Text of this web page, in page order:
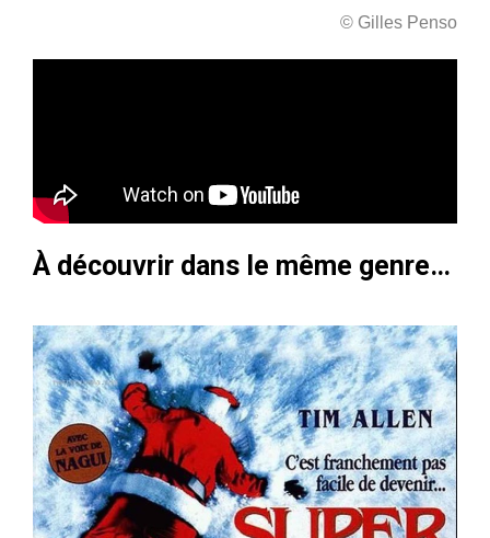
© Gilles Penso
À découvrir dans le même genre…